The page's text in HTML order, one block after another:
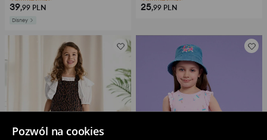
Pozwól na cookies
opinie (53)
39,99 PLN
Disney
opinie (96)
25,99 PLN